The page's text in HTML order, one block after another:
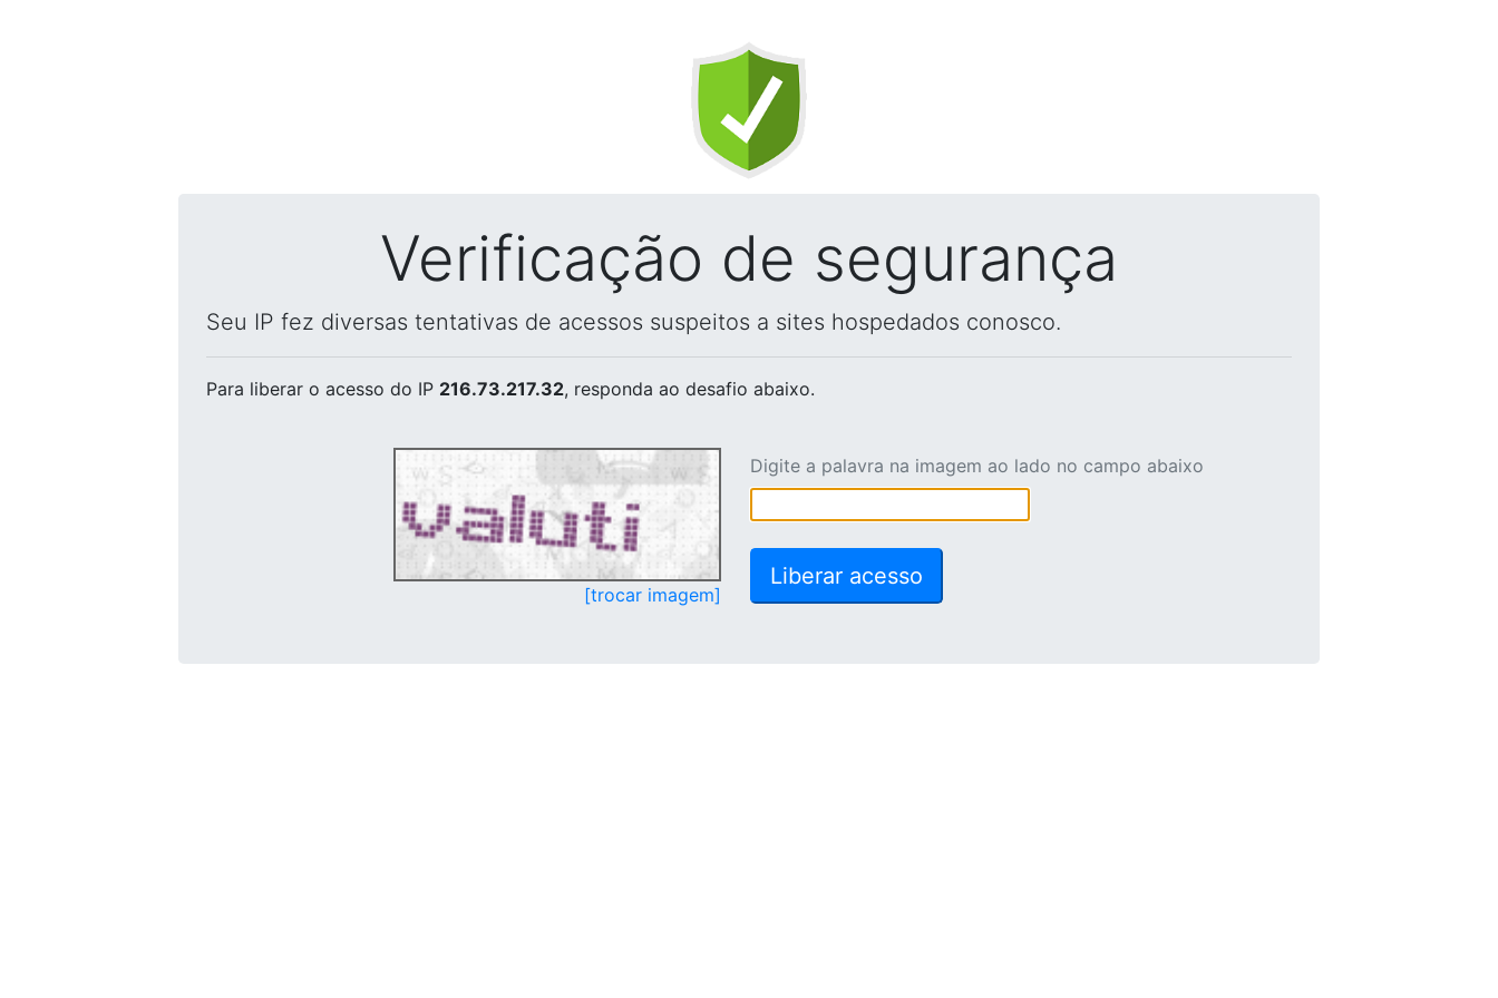
Verificação de segurança
Seu IP fez diversas tentativas de acessos suspeitos a sites hospedados conosco.
Para liberar o acesso do IP 216.73.217.32, responda ao desafio abaixo.
[trocar imagem]
Digite a palavra na imagem ao lado no campo abaixo